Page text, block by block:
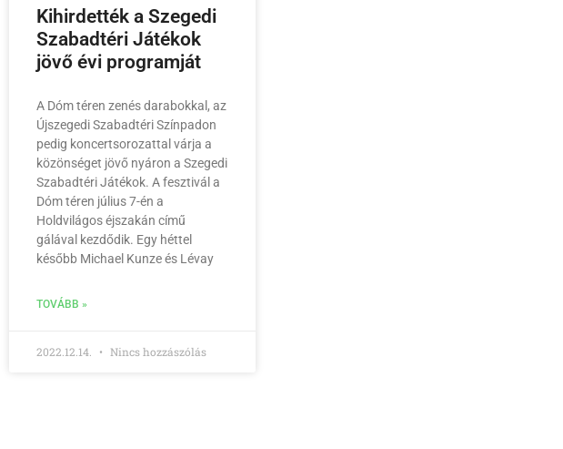
Kihirdették a Szegedi
Szabadtéri Játékok
jövő évi programját
A Dóm téren zenés darabokkal, az
Újszegedi Szabadtéri Színpadon
pedig koncertsorozattal várja a
közönséget jövő nyáron a Szegedi
Szabadtéri Játékok. A fesztivál a
Dóm téren július 7-én a
Holdvilágos éjszakán című
gálával kezdődik. Egy héttel
később Michael Kunze és Lévay
TOVÁBB »
2022.12.14. Nincs hozzászólás